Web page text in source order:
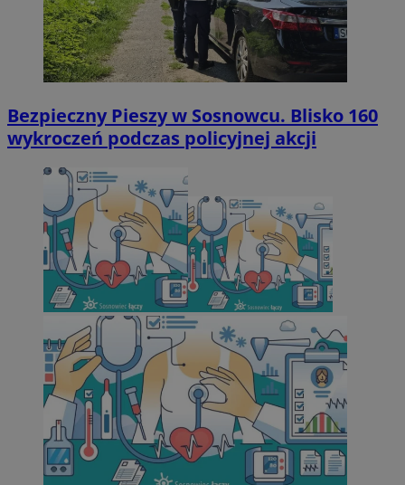
Bezpieczny Pieszy w Sosnowcu. Blisko 160
wykroczeń podczas policyjnej akcji